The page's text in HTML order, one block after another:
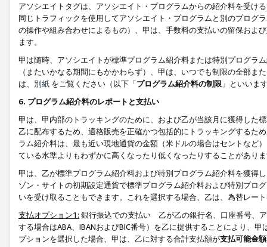
アソシエイトタグは、アソシエイト・プログラムからの紹介料を受け
同じトラフィックを使用してアソシエイト・プログラムと別のプログ
の操作や組み合わせによるもの）、甲は、手数料の支払いの留保およ
ます。
甲は随時、アソシエイトが標準プログラム紹介料または特別プログラ
（またいかなる期間にもかかわらず）、甲は、いつでも制限の全部
は、 別紙 をご覧ください（以下「プログラム紹介料の制限 」といいま
6. プログラム紹介料のレポートと支払い
甲は、甲内部のトラッキングのために、および乙が当該月に獲得した
乙に配布するため、適格販売を正確かつ包括的にトラッキングするた
ラム紹介料は、最も近い現地通貨の金額（米ドルの場合はセントなど
ている水準よりもわずかに高くなったり低くなったりすることがあり
甲は、乙が標準プログラム紹介料および特別プログラム紹介料を獲得
ゾン・サイトの初期設定通貨で標準プログラム紹介料および特別プロ
いを受け取ることもできます。これを選択する場合、乙は、為替レー
支払オプション1: 銀行振込での支払い 乙が乙の銀行名、口座番号、
する場合はABA、IBANおよびBIC番号）を乙に提供することにより、
プションを選択した場合、甲は、乙に対する合計支払額が支払可能金